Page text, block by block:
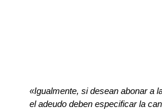
«Igualmente, si desean abonar a
el adeudo deben especificar la